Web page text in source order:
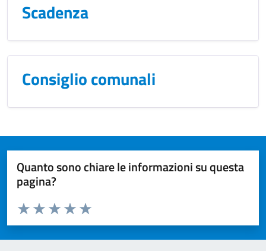
Scadenza
Consiglio comunali
Quanto sono chiare le informazioni su questa
pagina?
Valuta da 1 a 5 stelle la pagina
Valuta 5 stelle su 5
Valuta 4 stelle su 5
Valuta 3 stelle su 5
Valuta 2 stelle su 5
Valuta 1 stelle su 5